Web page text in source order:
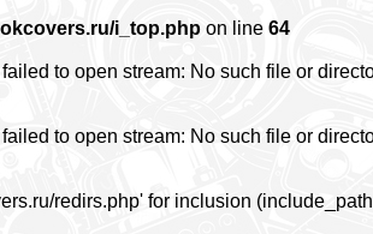
i_top.php on line 64
to open stream: No such file or
to open stream: No such file or
redirs.php' for inclusion